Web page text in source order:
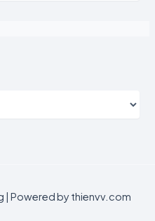
| Powered by thienvv.com